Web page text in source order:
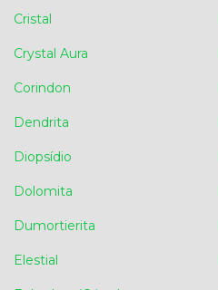
Cristal
Crystal Aura
Corindon
Dendrita
Diopsídio
Dolomita
Dumortierita
Elestial